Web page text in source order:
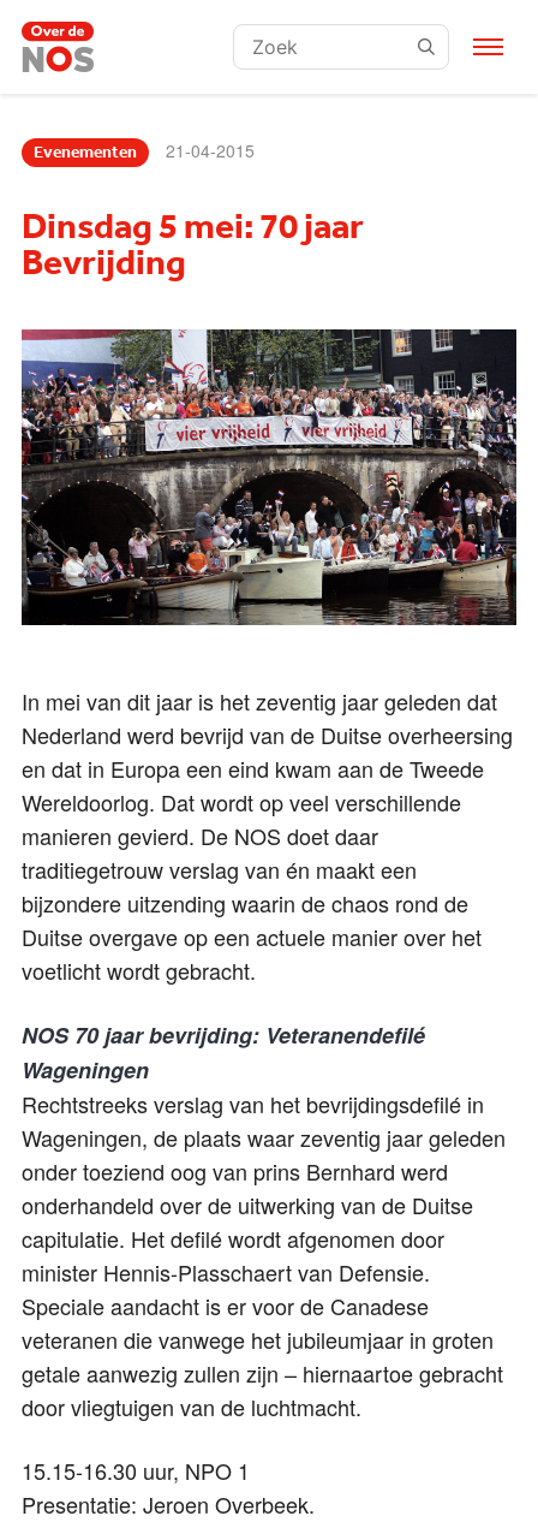
Zoeken:
Evenementen 21-04-2015
Dinsdag 5 mei: 70 jaar
Bevrijding
In mei van dit jaar is het zeventig jaar geleden dat
Nederland werd bevrijd van de Duitse overheersing
en dat in Europa een eind kwam aan de Tweede
Wereldoorlog. Dat wordt op veel verschillende
manieren gevierd. De NOS doet daar
traditiegetrouw verslag van én maakt een
bijzondere uitzending waarin de chaos rond de
Duitse overgave op een actuele manier over het
voetlicht wordt gebracht.
NOS 70 jaar bevrijding: Veteranendefilé
Wageningen
Rechtstreeks verslag van het bevrijdingsdefilé in
Wageningen, de plaats waar zeventig jaar geleden
onder toeziend oog van prins Bernhard werd
onderhandeld over de uitwerking van de Duitse
capitulatie. Het defilé wordt afgenomen door
minister Hennis-Plasschaert van Defensie.
Speciale aandacht is er voor de Canadese
veteranen die vanwege het jubileumjaar in groten
getale aanwezig zullen zijn – hiernaartoe gebracht
door vliegtuigen van de luchtmacht.
15.15-16.30 uur, NPO 1
Presentatie: Jeroen Overbeek.